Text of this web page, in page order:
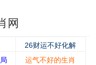
网
26财运不好化解
运气不好的生肖